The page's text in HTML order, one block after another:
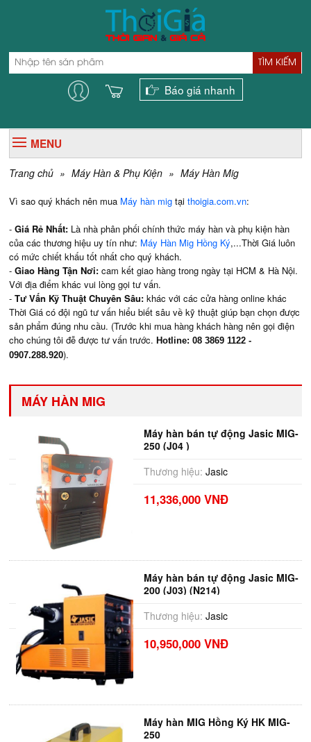
TÌM KIẾM
Báo giá nhanh
MENU
Trang chủ » Máy Hàn & Phụ Kiện » Máy Hàn Mig
Vì sao quý khách nên mua Máy hàn migtạithoigia.com.vn:
-Giá Rẻ Nhất: Là nhà phân phối chính thức máy hàn và phụ kiện hàn
của các thương hiệu uy tín như: Máy Hàn Mig Hồng Ký,...Thời Giá luôn
có mức chiết khấu tốt nhất cho quý khách.
-Giao Hàng Tận Nơi:cam kết giao hàng trong ngày tại HCM & Hà Nội.
Với địa điểm khác vui lòng gọi tư vấn.
-Tư Vấn Kỹ Thuật Chuyên Sâu:khác với các cửa hàng online khác
Thời Giá có đội ngũ tư vấn hiểu biết sâu về kỹ thuật giúp bạn chọn được
sản phẩm đúng nhu cầu. (Trước khi mua hàng khách hàng nên gọi điện
cho chúng tôi đễ được tư vấn trước.Hotline: 08 3869 1122 -
0907.288.920).
MÁY HÀN MIG
Máy hàn bán tự động Jasic MIG-
250 (J04 )
Thương hiệu: Jasic
11,336,000 VNĐ
Máy hàn bán tự động Jasic MIG-
200 (J03) (N214)
Thương hiệu: Jasic
10,950,000 VNĐ
Máy hàn MIG Hồng Ký HK MIG-
250